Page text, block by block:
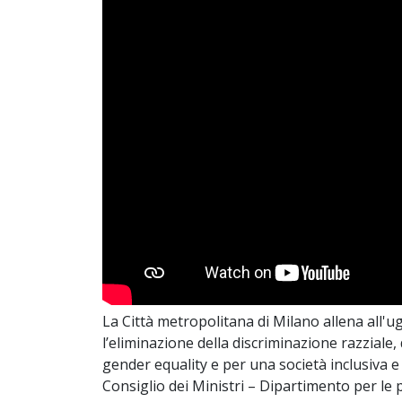
La Città metropolitana di Milano allena
l’eliminazione della discriminazione
gender equality e per una società inclusiva
Consiglio dei Ministri – Dipartimento per le